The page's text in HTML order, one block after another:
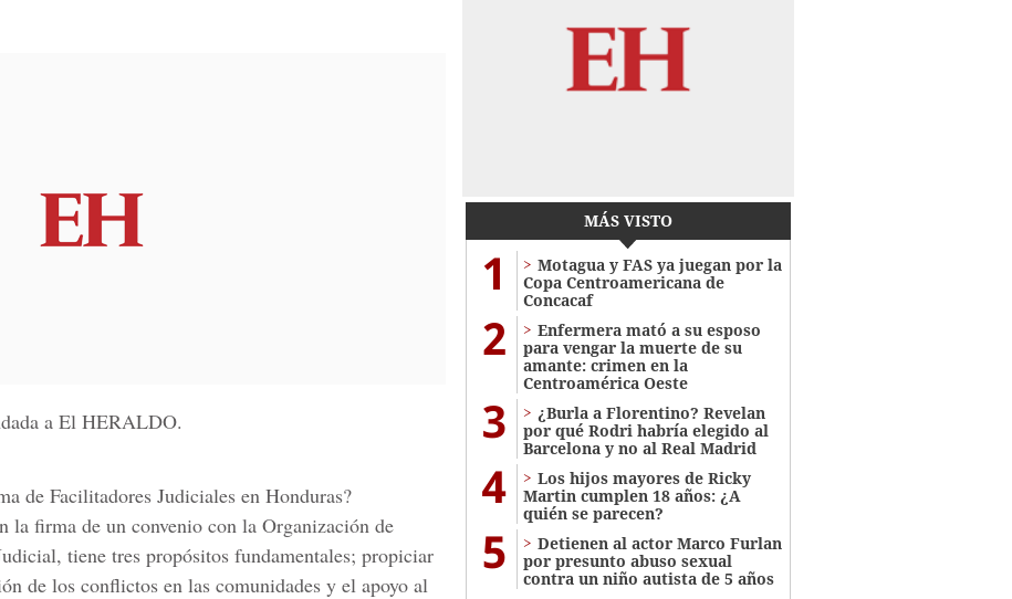
a El HERALDO.
de Facilitadores Judiciales en Honduras?
la firma de un convenio con la Organización de
tiene tres propósitos fundamentales; propiciar
de los conflictos en las comunidades y el apoyo al
MÁS VISTO
1
Motagua y FAS ya juegan por la
Copa Centroamericana de
Concacaf
2
Enfermera mató a su esposo
para vengar la muerte de su
amante: crimen en la
Centroamérica Oeste
3
¿Burla a Florentino? Revelan
por qué Rodri habría elegido al
Barcelona y no al Real Madrid
4
Los hijos mayores de Ricky
Martin cumplen 18 años: ¿A
quién se parecen?
5
Detienen al actor Marco Furlan
por presunto abuso sexual
contra un niño autista de 5 años